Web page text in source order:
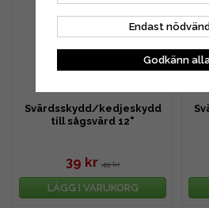
Svärdsskydd/kedjeskydd
till sågsvärd 12"
39 kr 49 kr
LÄGG I VARUKORG
Endast
Godkänn